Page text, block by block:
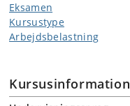
Eksamen
Kursustype
Arbejdsbelastning
Kursusinformation